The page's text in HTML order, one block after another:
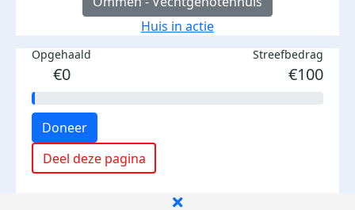
Huis in actie
Opgehaald
€0
Streefbedrag
€100
Doneer
Deel deze pagina